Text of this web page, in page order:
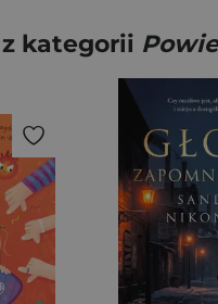
kategorii